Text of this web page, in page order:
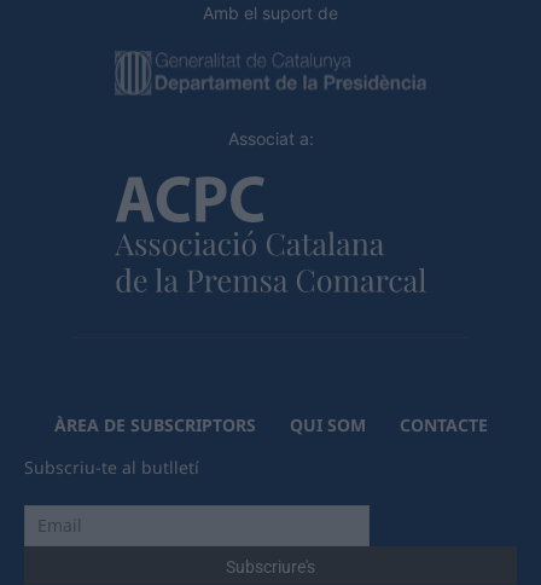
Amb el suport de
Associat a:
ÀREA DE SUBSCRIPTORS QUI SOM
CONTACTE
Subscriu-te al butlletí